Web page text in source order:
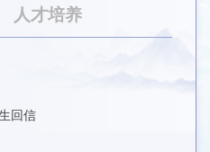
人才培养
回信